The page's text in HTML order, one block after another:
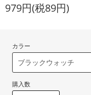
979円(税89円)
カラー
購入数